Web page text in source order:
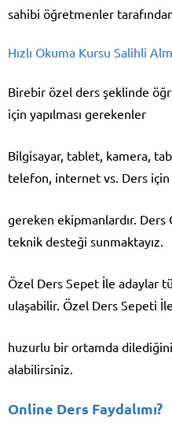
sahibi öğretmenler
Hızlı Okuma Kursu Salihli
Birebir özel ders şeklinde
için yapılması gerekenler
Bilgisayar, tablet, kamera,
telefon, internet vs. Ders için
gereken ekipmanlardır.
teknik desteği sunmaktayız.
Özel Ders Sepet İle adaylar
ulaşabilir. Özel Ders Sepeti
huzurlu bir ortamda
alabilirsiniz.
Online Ders Faydalımı?